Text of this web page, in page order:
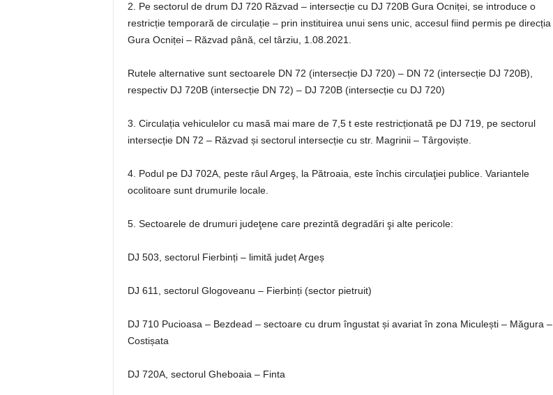
2. Pe sectorul de drum DJ 720 Răzvad – intersecție cu DJ 720B Gura Ocniței, se introduce o
restricție temporară de circulație – prin instituirea unui sens unic, accesul fiind permis pe direcția
Gura Ocniței – Răzvad până, cel târziu, 1.08.2021.
Rutele alternative sunt sectoarele DN 72 (intersecție DJ 720) – DN 72 (intersecție DJ 720B),
respectiv DJ 720B (intersecție DN 72) – DJ 720B (intersecție cu DJ 720)
3. Circulația vehiculelor cu masă mai mare de 7,5 t este restricționată pe DJ 719, pe sectorul
intersecție DN 72 – Răzvad și sectorul intersecție cu str. Magrinii – Târgoviște.
4. Podul pe DJ 702A, peste râul Argeş, la Pătroaia, este închis circulaţiei publice. Variantele
ocolitoare sunt drumurile locale.
5. Sectoarele de drumuri judeţene care prezintă degradări şi alte pericole:
DJ 503, sectorul Fierbinți – limită județ Argeș
DJ 611, sectorul Glogoveanu – Fierbinți (sector pietruit)
DJ 710 Pucioasa – Bezdead – sectoare cu drum îngustat și avariat în zona Miculești – Măgura –
Costișata
DJ 720A, sectorul Gheboaia – Finta